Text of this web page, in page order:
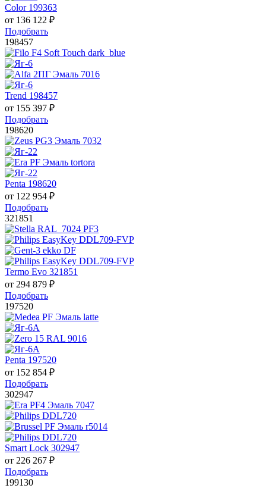
Color 199363
от 136 122 ₽
Подобрать
198457
Trend 198457
от 155 397 ₽
Подобрать
198620
Penta 198620
от 122 954 ₽
Подобрать
321851
Termo Evo 321851
от 294 879 ₽
Подобрать
197520
Penta 197520
от 152 854 ₽
Подобрать
302947
Smart Lock 302947
от 226 267 ₽
Подобрать
199130